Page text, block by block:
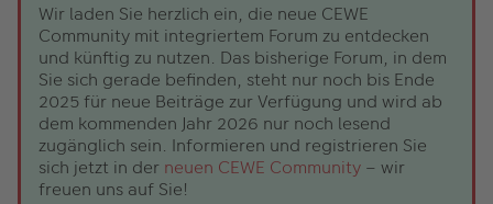
Wir laden Sie herzlich ein, die neue CEWE
Community mit integriertem Forum zu entdecken
und künftig zu nutzen. Das bisherige Forum, in dem
Sie sich gerade befinden, steht nur noch bis Ende
2025 für neue Beiträge zur Verfügung und wird ab
dem kommenden Jahr 2026 nur noch lesend
zugänglich sein. Informieren und registrieren Sie
sich jetzt in der neuen CEWE Community – wir
freuen uns auf Sie!